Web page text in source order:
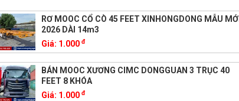
RƠ MOOC CỔ CÒ 45 FEET XINHONGDONG MẪU MỚI
2026 DÀI 14m3
Giá: 1.000đ
BÁN MOOC XƯƠNG CIMC DONGGUAN 3 TRỤC 40
FEET 8 KHÓA
Giá: 1.000đ